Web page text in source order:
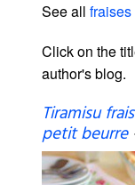
See all
Click on the
author's blog.
Tiramisu
petit beurre